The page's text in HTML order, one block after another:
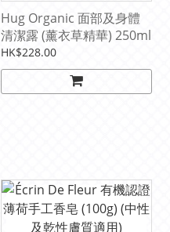
Hug Organic 面部及身體
清潔露 (薰衣草精華) 250ml
HK$228.00